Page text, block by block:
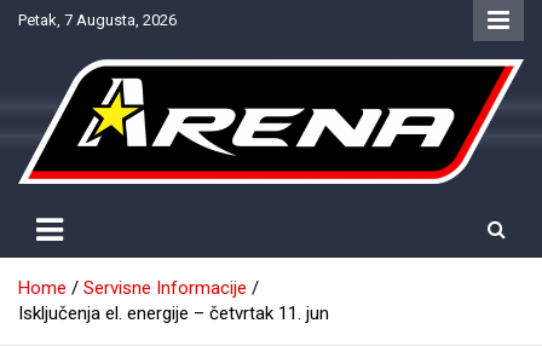
SkipPetak, 7 Augusta, 2026
NTV Arena
Home
Servisne Informacije
Isključenja el. energije – četvrtak 11. jun